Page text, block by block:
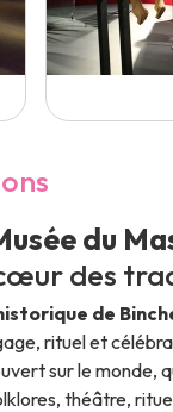
du
des
de
rituel et
sur le monde,
théâtre,